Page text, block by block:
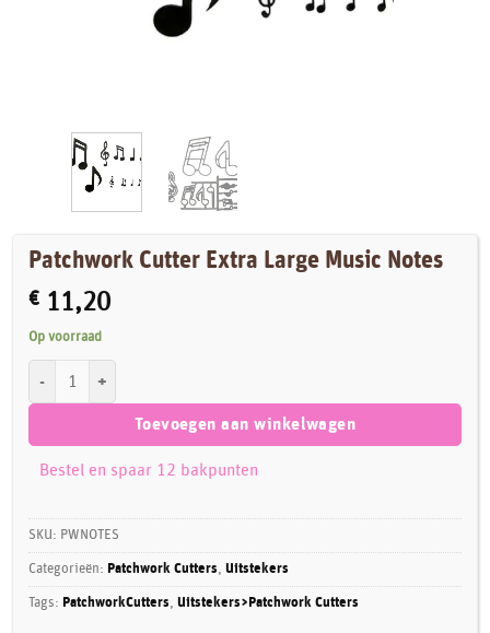
Patchwork Cutter Extra Large Music Notes
€ 11,20
Op voorraad
Toevoegen aan winkelwagen
Bestel en spaar 12 bakpunten
SKU: PWNOTES
Categorieën: Patchwork Cutters,Uitstekers
Tags: PatchworkCutters,Uitstekers>Patchwork Cutters